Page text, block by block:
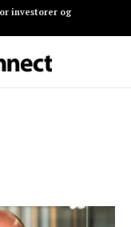
investorer og